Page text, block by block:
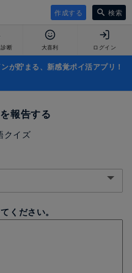
作成する 検索
断 大喜利 ログイン
が貯まる、新感覚ポイ活アプリ！
報告する
クイズ
ください。